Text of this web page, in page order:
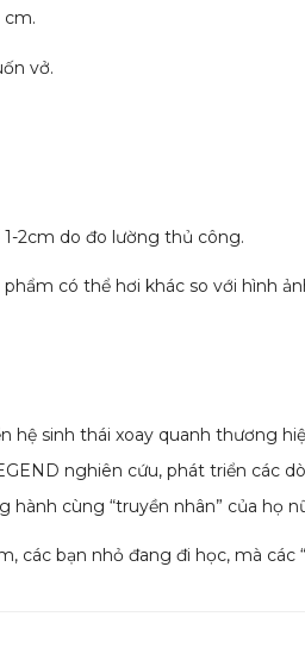
cm.
vở.
2cm do đo lường thủ công.
có thể hơi khác so với hình
hệ sinh thái xoay quanh thương
nghiên cứu, phát triển các
hành cùng “truyền nhân” của họ
các bạn nhỏ đang đi học, mà